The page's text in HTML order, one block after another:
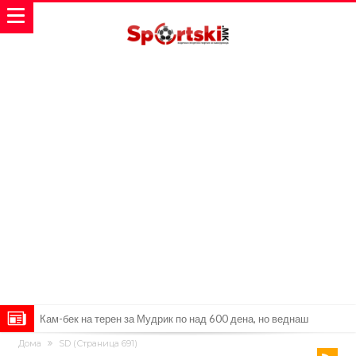
Кам-бек на терен за Мудрик по над 600 дена, но веднаш
заМИнува на позајмица!?
Џејк Пол започнува голем напад на УФЦ
Дома SD(Страница 691)